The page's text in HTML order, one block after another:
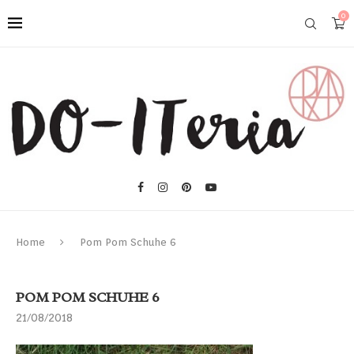
0
Home Pom Pom Schuhe 6
POM POM SCHUHE 6
21/08/2018